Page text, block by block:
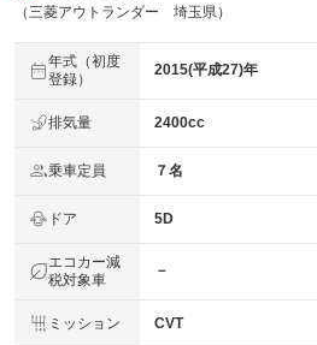
（三菱アウトランダー 埼玉県）
年式（初度
登録）
2015(平成27)年
排気量 2400cc
乗車定員 ７名
ドア 5D
エコカー減
税対象車
－
ミッション CVT